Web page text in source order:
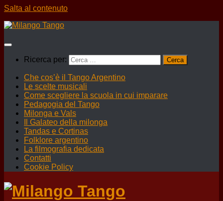
Salta al contenuto
Ricerca per:
Che cos’è il Tango Argentino
Le scelte musicali
Come scegliere la scuola in cui imparare
Pedagogia del Tango
Milonga e Vals
Il Galateo della milonga
Tandas e Cortinas
Folklore argentino
La filmografia dedicata
Contatti
Cookie Policy